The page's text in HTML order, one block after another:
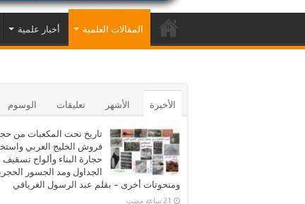
المقالات العلمية أخبار علمية
الأخيرة الأشهر تعليقات الوسوم
تاريخ نحت المكعبات من
فروش الخليج العربي
حجارة البناء وألواح تسقيف
الجداول ومد الجسور
ومنحوتات أخرى – بقلم عبد الرسول الغريافي